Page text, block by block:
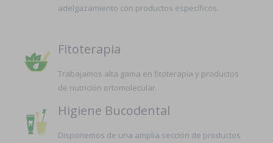
adelgazamiento con productos específicos.
Fitoterapia
Trabajamos alta gama en fitoterapia y productos
de nutrición ortomolecular.
Higiene Bucodental
Disponemos de una amplia sección de productos